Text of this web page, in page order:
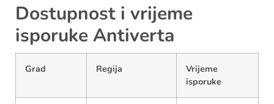
Dostupnost i vrijeme
isporuke Antiverta
Grad Regija
Vrijeme
isporuke